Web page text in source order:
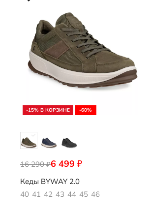
-15% В КОРЗИНЕ -60%
6 499 ₽
16 290₽
522844/55894
Кеды BYWAY 2.0
40 41 42 43 44 45 46